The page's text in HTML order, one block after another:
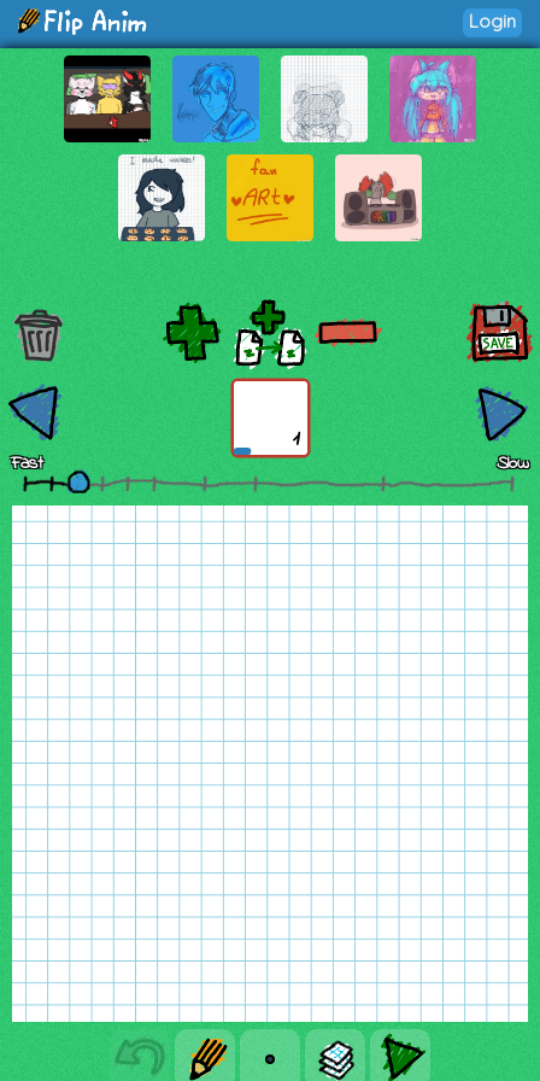
Login
1
Fast Slow